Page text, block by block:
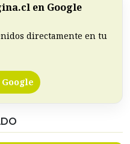
en Google
directamente en tu